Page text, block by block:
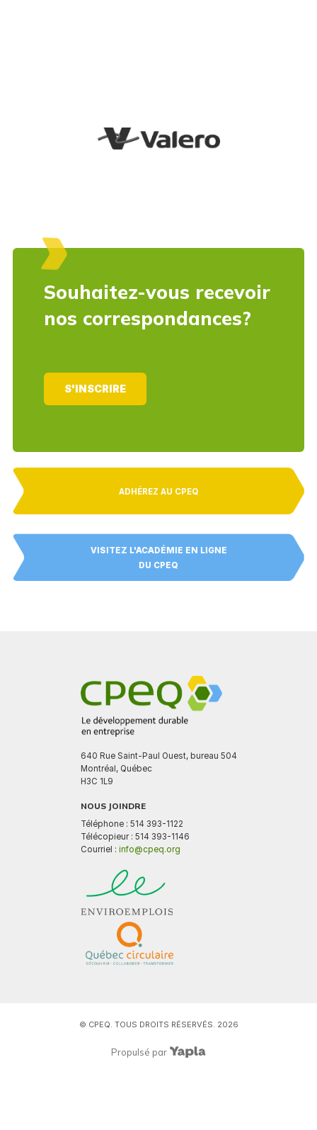
Souhaitez-vous recevoir
nos correspondances?
S'INSCRIRE
ADHÉREZ AU CPEQ
VISITEZ L'ACADÉMIE EN LIGNE
DU CPEQ
640 Rue Saint-Paul Ouest, bureau 504
Montréal, Québec
H3C 1L9
NOUS JOINDRE
Téléphone : 514 393-1122
Télécopieur : 514 393-1146
Courriel : info@cpeq.org
© CPEQ. TOUS DROITS RÉSERVÉS. 2026
Propulsé par